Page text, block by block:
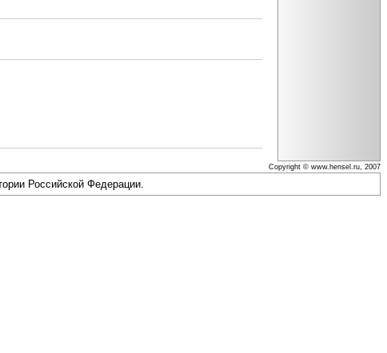
Copyright © www.hensel.ru, 2007
Российской Федерации.